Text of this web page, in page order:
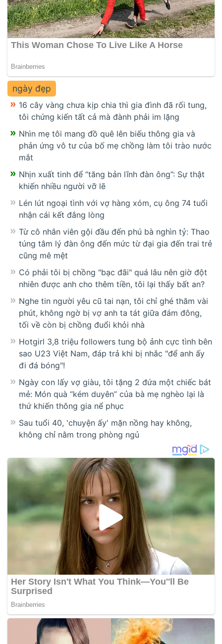
ngày đẹp
16 cây vàng chưa kịp chia thì gia đình đã rối tung,
tôi chứng kiến tất cả mà đành phải im lặng
Nhìn mẹ tôi mang đồ quê lên biếu thông gia và
phản ứng vô tư của bố mẹ chồng làm tôi trào nước
mắt
Nhịn xuất tinh để “tăng bản lĩnh đàn ông”: Sự thật
khiến nhiều người vỡ lẽ
Lén lút ngoại tình với vợ hàng xóm, cụ ông 74 tuổi
nhận cái kết đắng lòng
Từ cô nhân viên gội đầu đến phú bà nghìn tỷ: Thao
túng tâm lý đàn ông đến mức từ đại gia đến trai trẻ
cũng mê mệt
Có phải tôi bị chồng "bạc đãi" quá lâu nên giờ đột
nhiên được anh cho thêm tiền, tôi lại thấy bất an?
Nghe tin người yêu cũ tai nạn, tôi chỉ ghé thăm vài
phút, không ngờ bị vợ anh ta tát giữa đám đông,
tối về còn bị chồng đuổi khỏi nhà
Hotgirl 3,8 triệu followers tung bộ ảnh cực tình bên
sao U23 Việt Nam, đáp trả khi bị nhắc "để anh ấy
đi đá bóng"!
Ngày con lấy vợ giàu, tôi tặng 2 đứa một chiếc bát
mẻ: Món quà “kém duyên” của bà mẹ nghèo lại là
thứ khiến thông gia nể phục
Sau tuổi 40, 'chuyện ấy' mặn nồng hay không,
không chỉ nằm trong phòng ngủ